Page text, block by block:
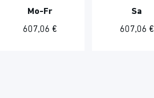
Mo-Fr
607,06 €
Sa
607,06 €